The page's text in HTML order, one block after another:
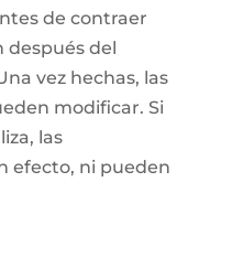
de contraer
después del
vez hechas, las
modificar. Si
las
efecto, ni pueden